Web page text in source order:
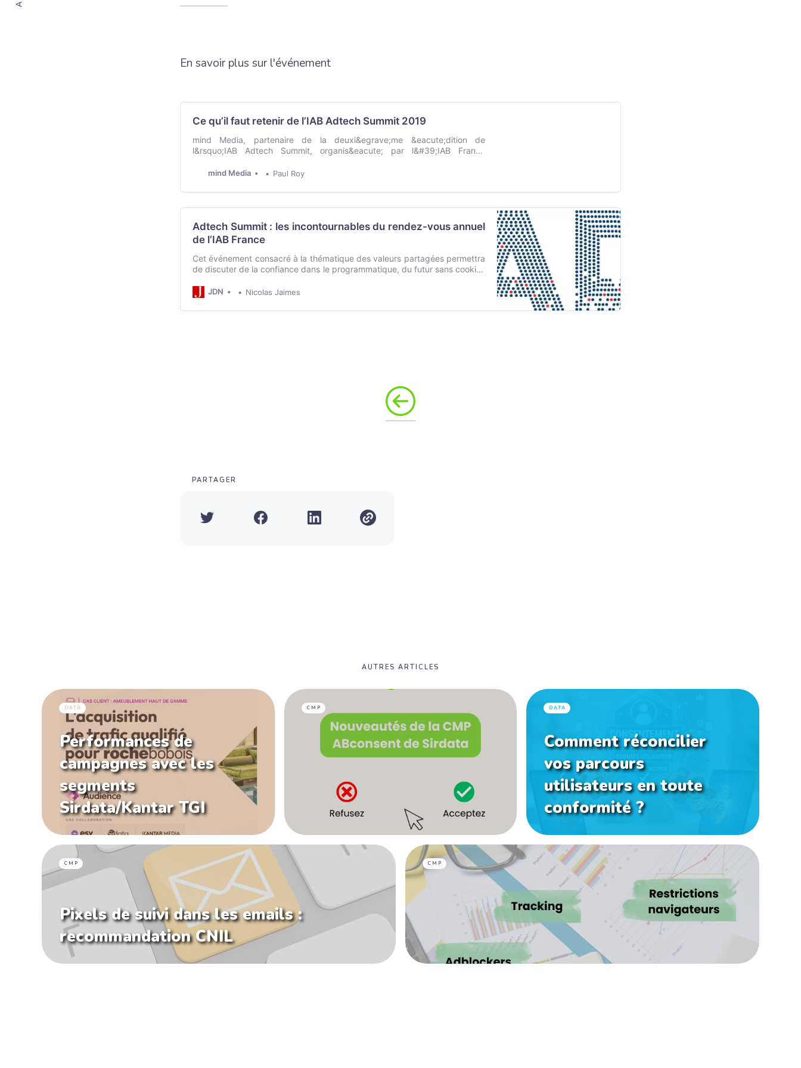
En savoir plus sur l'événement
Ce qu’il faut retenir de l’IAB Adtech Summit 2019
mind Media, partenaire de la deuxi&egrave;me &eacute;dition de
l&rsquo;IAB Adtech Summit, organis&eacute; par l&#39;IAB France
l&#39;IAB Tech Lab, pr&eacute;sente une s&eacute;lection des propos
mind Media Paul Roy
Adtech Summit : les incontournables du rendez-vous annuel
de l’IAB France
Cet événement consacré à la thématique des valeurs partagées permettra
de discuter de la confiance dans le programmatique, du futur sans cookies
JDN Nicolas Jaimes
PARTAGER
AUTRES ARTICLES
DATA
Performances de
campagnes avec les
segments
Sirdata/Kantar TGI
CMP DATA
Comment réconcilier
vos parcours
utilisateurs en toute
conformité ?
CMP
Pixels de suivi dans les emails :
recommandation CNIL
CMP